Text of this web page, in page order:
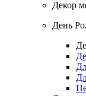
Декор
День